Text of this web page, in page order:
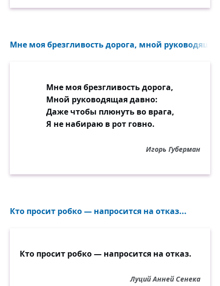
Мне моя брезгливость дорога, мной
Мне моя брезгливость дорога,
Мной руководящая давно:
Даже чтобы плюнуть во врага,
Я не набираю в рот говно.
Игорь Губерман
Кто просит робко — напросится на отказ...
Кто просит робко — напросится на отказ.
Луций Анней Сенека